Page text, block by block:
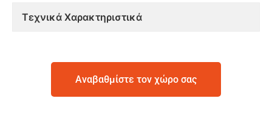
Τεχνικά Χαρακτηριστικά
Αναβαθμίστε τον χώρο σας